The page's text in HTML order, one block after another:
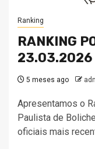
Ranking
RANKING
23.03.2026
5 meses ago
Apresentamos o
Paulista de
oficiais mais